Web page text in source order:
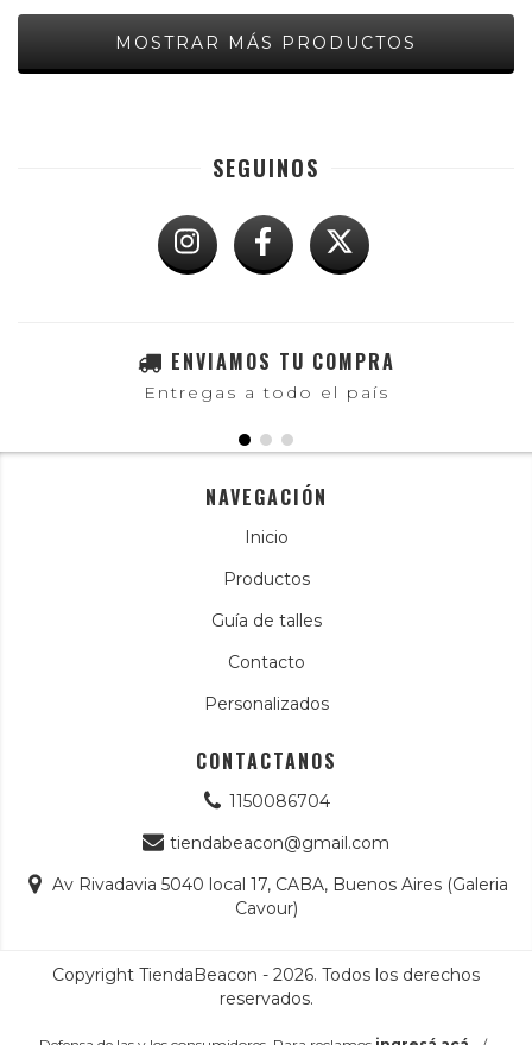
MOSTRAR MÁS PRODUCTOS
SEGUINOS
ENVIAMOS TU COMPRA
Entregas a todo el país
NAVEGACIÓN
Inicio
Productos
Guía de talles
Contacto
Personalizados
CONTACTANOS
1150086704
tiendabeacon@gmail.com
Av Rivadavia 5040 local 17, CABA, Buenos Aires (Galeria
Cavour)
Copyright TiendaBeacon - 2026. Todos los derechos
reservados.